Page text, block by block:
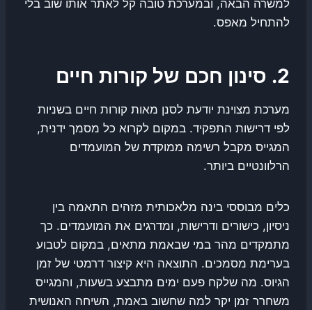
למשרה הבאה, ובמערכת טובה קל לאתר אותו שוב בלי
להתחיל מאפס.
2. סינון חכם של קורות חיים
מערכת מצוינת יודעת לסנן מאות קורות חיים בשניות
לפי דרישות התפקיד. במקום לקרוא כל מסמך ידנית,
המגייס מקבל רשימה ממוקדת של המועמדים
הרלוונטיים ביותר.
כלים מבוססי בינה מלאכותית מזהים התאמה בין
ניסיון, כישורים ודרישות, ומדרגים את המועמדים. כך
מתמקדים מהר במי שבאמת מתאים, במקום לטבוע
בערימת מסמכים. התוצאה היא קיצור דרמטי של זמן
הגיוס. מה שלקח פעם ימים מתבצע בשעות, והמגייס
משחרר זמן יקר למה שחשוב באמת, השיחה האנושית